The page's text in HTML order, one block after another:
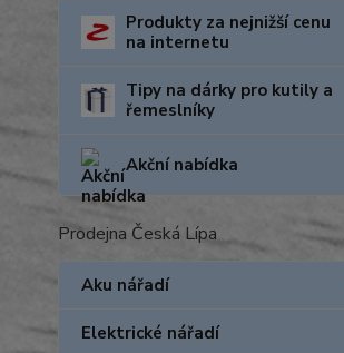
Produkty za nejnižší cenu
na internetu
Tipy na dárky pro kutily a
řemeslníky
Akční nabídka
Prodejna Česká Lípa
Aku nářadí
Elektrické nářadí